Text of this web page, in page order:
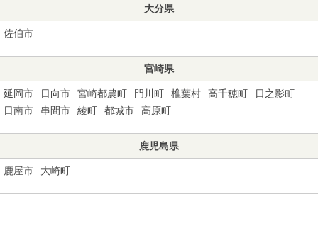
大分県
佐伯市
宮崎県
延岡市 日向市 宮崎都農町 門川町 椎葉村 高千穂町
日之影町
日南市
串間市 綾町 都城市 高原町
鹿児島県
鹿屋市 大崎町